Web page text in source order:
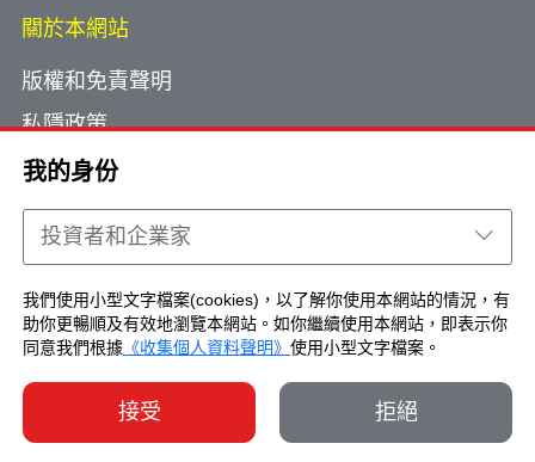
我的身份
投資者和企業家
我們使用小型文字檔案(cookies)，以了解你使用本網站的情況，有
助你更暢順及有效地瀏覽本網站。如你繼續使用本網站，即表示你
同意我們根據 《收集個人資料聲明》 使用小型文字檔案。
接受 拒絕
關於本網站
版權和免責聲明
私隱政策
使用小型文字檔案
網頁指南
聯絡我們
Copyright © Brand Hong Kong. All Rights
Reserved.